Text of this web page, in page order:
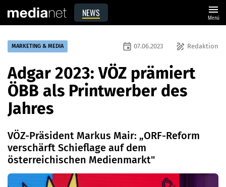
NEWS menu
Menü
MARKETING & MEDIA draw Redaktion
event 07.06.2023
Adgar 2023: VÖZ prämiert
ÖBB als Printwerber des
Jahres
VÖZ-Präsident Markus Mair: „ORF-Reform
verschärft Schieflage auf dem
österreichischen Medienmarkt"